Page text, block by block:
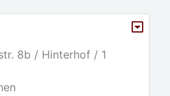
8b / Hinterhof / 1